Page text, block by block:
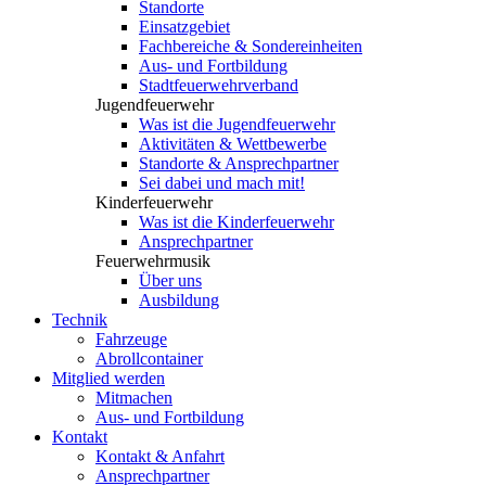
Standorte
Einsatzgebiet
Fachbereiche & Sondereinheiten
Aus- und Fortbildung
Stadtfeuerwehrverband
Jugendfeuerwehr
Was ist die Jugendfeuerwehr
Aktivitäten & Wettbewerbe
Standorte & Ansprechpartner
Sei dabei und mach mit!
Kinderfeuerwehr
Was ist die Kinderfeuerwehr
Ansprechpartner
Feuerwehrmusik
Über uns
Ausbildung
Technik
Fahrzeuge
Abrollcontainer
Mitglied werden
Mitmachen
Aus- und Fortbildung
Kontakt
Kontakt & Anfahrt
Ansprechpartner